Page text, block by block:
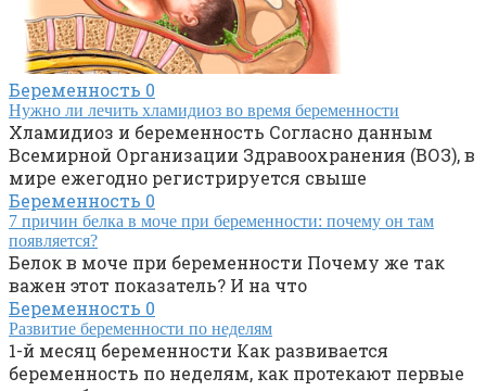
Беременность 0
Нужно ли лечить хламидиоз во время беременности
Хламидиоз и беременность Согласно данным
Всемирной Организации Здравоохранения (ВОЗ), в
мире ежегодно регистрируется свыше
Беременность 0
7 причин белка в моче при беременности: почему он там
появляется?
Белок в моче при беременности Почему же так
важен этот показатель? И на что
Беременность 0
Развитие беременности по неделям
1-й месяц беременности Как развивается
беременность по неделям, как протекают первые